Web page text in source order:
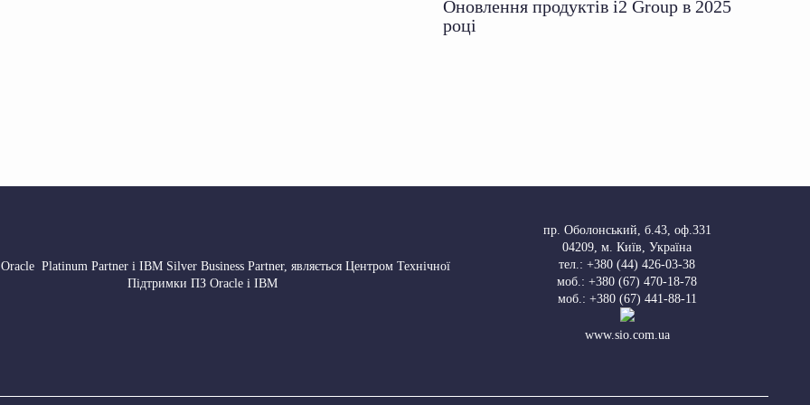
Оновлення продуктів i2 Group в 2025
році
Platinum Partner і IBM Silver Business Partner, являється Центром Технічної
Підтримки ПЗ Oracle і IBM
пр. Оболонський, б.43, оф.331
04209, м. Київ, Україна
тел.: +380 (44) 426-03-38
моб.: +380 (67) 470-18-78
моб.: +380 (67) 441-88-11
www.sio.com.ua